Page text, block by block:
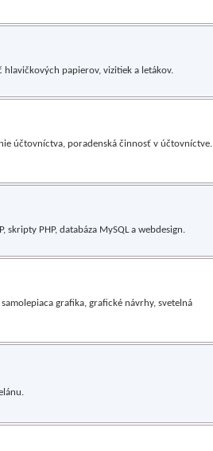
hlavičkových papierov, vizitiek a letákov.
účtovníctva, poradenská činnosť v účtovníctve.
PHP, databáza MySQL a webdesign.
grafika, grafické návrhy, svetelná